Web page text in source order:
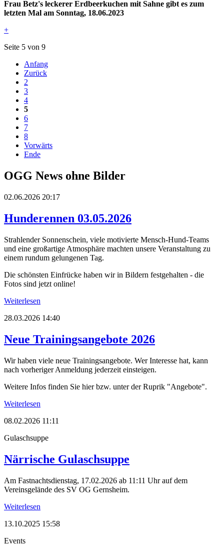
Frau Betz's leckerer Erdbeerkuchen mit Sahne gibt es zum
letzten Mal am Sonntag, 18.06.2023
+
Seite 5 von 9
Anfang
Zurück
2
3
4
5
6
7
8
Vorwärts
Ende
OGG News ohne Bilder
02.06.2026 20:17
Hunderennen 03.05.2026
Strahlender Sonnenschein, viele motivierte Mensch-Hund-Teams
und eine großartige Atmosphäre machten unsere Veranstaltung zu
einem rundum gelungenen Tag.
Die schönsten Einfrücke haben wir in Bildern festgehalten - die
Fotos sind jetzt online!
Weiterlesen
28.03.2026 14:40
Neue Trainingsangebote 2026
Wir haben viele neue Trainingsangebote. Wer Interesse hat, kann
nach vorheriger Anmeldung jederzeit einsteigen.
Weitere Infos finden Sie hier bzw. unter der Ruprik "Angebote".
Weiterlesen
08.02.2026 11:11
Gulaschsuppe
Närrische Gulaschsuppe
Am Fastnachtsdienstag, 17.02.2026 ab 11:11 Uhr auf dem
Vereinsgelände des SV OG Gernsheim.
Weiterlesen
13.10.2025 15:58
Events